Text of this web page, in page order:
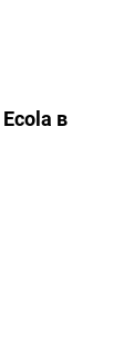
Ecola в